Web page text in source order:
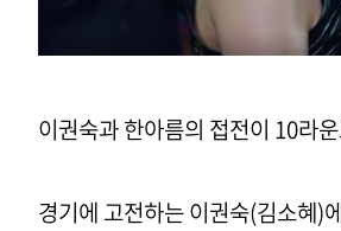
이권숙과 한아름의 접전이 10라
경기에 고전하는 이권숙(김소혜)